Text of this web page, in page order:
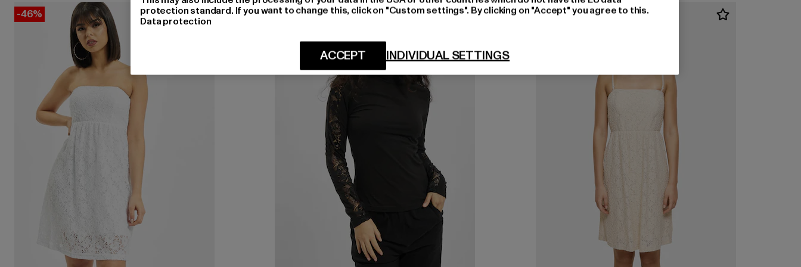
-46% NEU -60% -56%
protection standard. If you want to change this, click on "Custom settings". By clicking on "Accept" you agree to this.
Data protection
INDIVIDUAL SETTINGS
ACCEPT